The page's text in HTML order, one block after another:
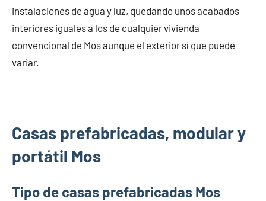
instalaciones de agua y luz, quedando unos acabados
interiores iguales a los de cualquier vivienda
convencional de Mos aunque el exterior sí que puede
variar.
Casas prefabricadas, modular y
portátil Mos
Tipo de casas prefabricadas Mos